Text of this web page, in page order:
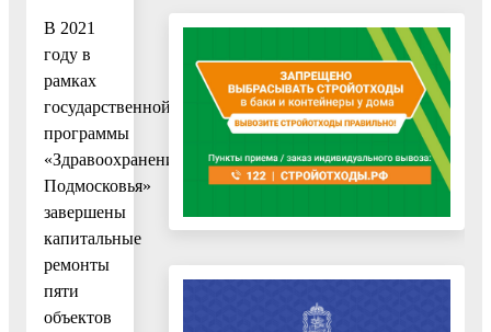
В 2021
году в
рамках
государственной
программы
«Здравоохранение
Подмосковья»
завершены
капитальные
ремонты
пяти
объектов